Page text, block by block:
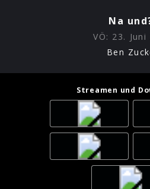
Na
VÖ: 23. Juni
Ben
Streamen und